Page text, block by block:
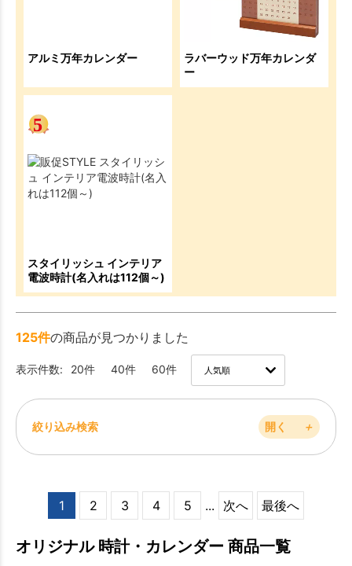
アルミ万年カレンダー
ラバーウッド万年カレンダ
ー
スタイリッシュ インテリア
電波時計(名入れは112個～)
125件の商品が見つかりました
表示件数: 20件 40件 60件
絞り込み検索 開く ＋
1 2 3 4 5 ... 次へ 最後へ
オリジナル 時計・カレンダー 商品一覧